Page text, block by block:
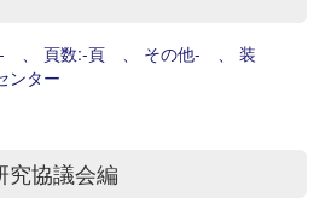
、 頁数:-頁 、 その他- 、 装
ンター
究協議会編